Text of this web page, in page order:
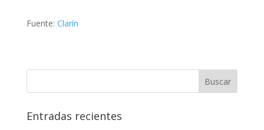
Fuente: Clarín
Entradas recientes